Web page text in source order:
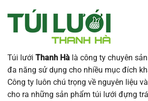
Túi lưới Thanh Hà là công ty chuyên
đa năng sử dụng cho nhiều mục đích
Công ty luôn chú trọng về nguyên liệu
cho ra những sản phẩm túi lưới đựng